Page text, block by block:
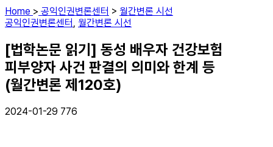
Home > 공익인권변론센터 > 월간변론 시선
공익인권변론센터 , 월간변론 시선
[법학논문 읽기] 동성 배우자 건강보험
피부양자 사건 판결의 의미와 한계 등
(월간변론 제120호)
2024-01-29 776